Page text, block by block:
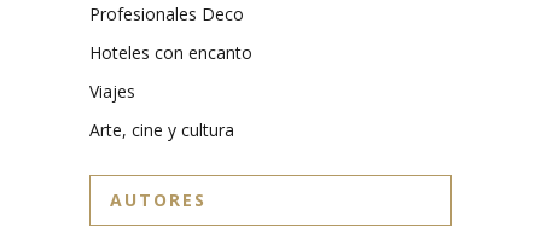
Profesionales Deco
Hoteles con encanto
Viajes
Arte, cine y cultura
AUTORES